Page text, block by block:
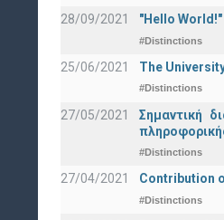
28/09/2021 "Hello
#Distinctions
25/06/2021 The
#Distinctions
27/05/2021
Σημαντική
#Distinctions
27/04/2021 Contribution
#Distinctions